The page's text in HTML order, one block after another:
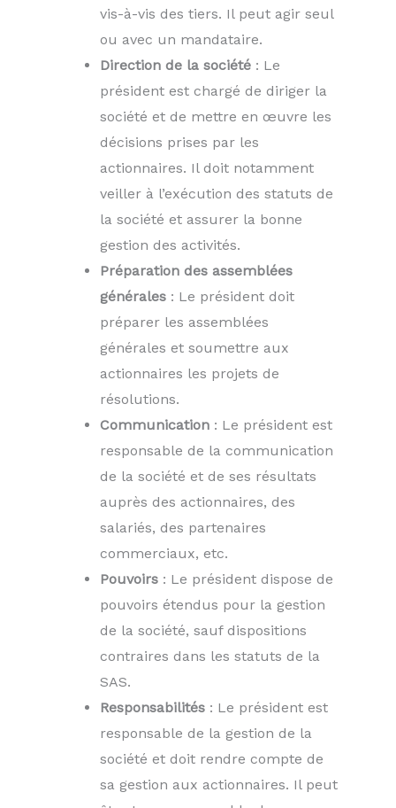
vis-à-vis des tiers. Il peut agir seul
ou avec un mandataire.
Direction de la société : Le
président est chargé de diriger la
société et de mettre en œuvre les
décisions prises par les
actionnaires. Il doit notamment
veiller à l’exécution des statuts de
la société et assurer la bonne
gestion des activités.
Préparation des assemblées
générales : Le président doit
préparer les assemblées
générales et soumettre aux
actionnaires les projets de
résolutions.
Communication : Le président est
responsable de la communication
de la société et de ses résultats
auprès des actionnaires, des
salariés, des partenaires
commerciaux, etc.
Pouvoirs : Le président dispose de
pouvoirs étendus pour la gestion
de la société, sauf dispositions
contraires dans les statuts de la
SAS.
Responsabilités : Le président est
responsable de la gestion de la
société et doit rendre compte de
sa gestion aux actionnaires. Il peut